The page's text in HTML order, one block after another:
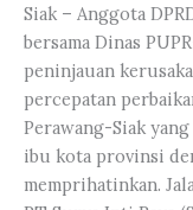
Islam
se-
Provinsi
Riau
Siak – Anggota
bersama Dinas
peninjauan
percepatan
Perawang-Siak
ibu kota provinsi
memprihatinkan.